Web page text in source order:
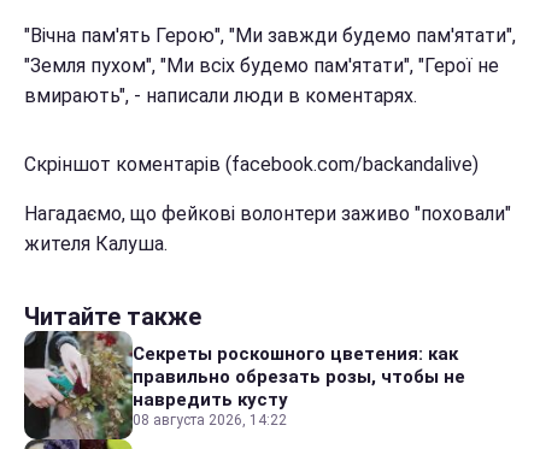
"Вічна пам'ять Герою", "Ми завжди будемо пам'ятати",
"Земля пухом", "Ми всіх будемо пам'ятати", "Герої не
вмирають", - написали люди в коментарях.
Скріншот коментарів (facebook.com/backandalive)
Нагадаємо, що фейкові волонтери заживо "поховали"
жителя Калуша.
Читайте также
Секреты роскошного цветения: как
правильно обрезать розы, чтобы не
навредить кусту
08 августа 2026, 14:22